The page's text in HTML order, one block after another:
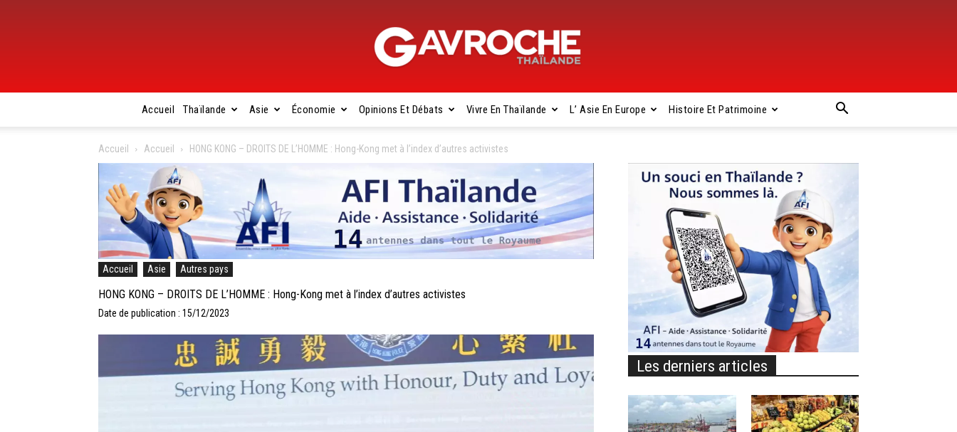
Gavroche
Thaïlande
Accueil Thaïlande Asie Économie Opinions Et Débats Vivre En Thaïlande L’ Asie En Europe Histoire Et Patrimoine
Accueil Accueil HONG KONG – DROITS DE L’HOMME : Hong-Kong met à l’index d’autres activistes
Accueil Asie Autres pays
HONG KONG – DROITS DE L’HOMME : Hong-Kong met à l’index d’autres activistes
Date de publication : 15/12/2023
Les derniers articles